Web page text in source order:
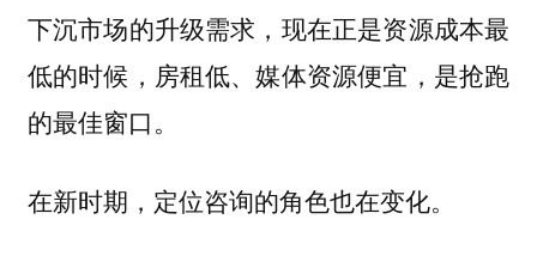
下沉市场的升级需求，现在正是资源成本最
低的时候，房租低、媒体资源便宜，是抢跑
的最佳窗口。
在新时期，定位咨询的角色也在变化。